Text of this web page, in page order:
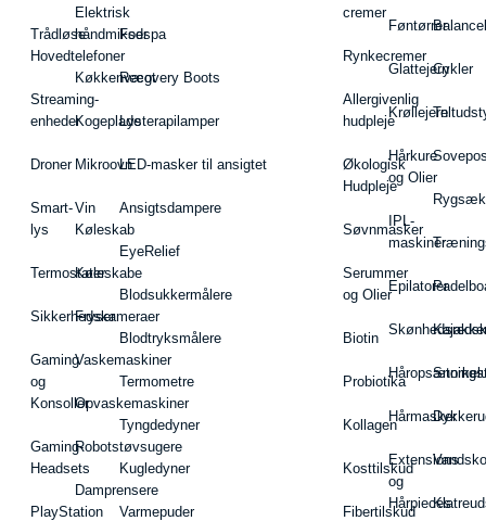
Trådløse
Hovedtelefoner
Streaming-
enheder
Droner
Smart-
lys
Termostater
Sikkerhedskameraer
Gaming
og
Konsoller
Gaming-
Headsets
PlayStation
Elektrisk
håndmikser
Køkkenvægt
Kogeplade
Mikroovn
Vin
Køleskab
Køleskabe
Fryser
Vaskemaskiner
Opvaskemaskiner
Robotstøvsugere
Damprensere
Fodspa
Recovery Boots
Lysterapilamper
LED-masker til ansigtet
Ansigtsdampere
EyeRelief
Blodsukkermålere
Blodtryksmålere
Termometre
Tyngdedyner
Kugledyner
Varmepuder
cremer
Rynkecremer
Allergivenlig
hudpleje
Økologisk
Hudpleje
Søvnmasker
Serummer
og Olier
Biotin
Probiotika
Kollagen
Kosttilskud
Fibertilskud
Føntørrer
Glattejern
Krøllejern
Hårkure
og Olier
IPL-
maskiner
Epilatorer
Hårmasker
Extensions
og
Hårpieces
Cykler
Vandsko